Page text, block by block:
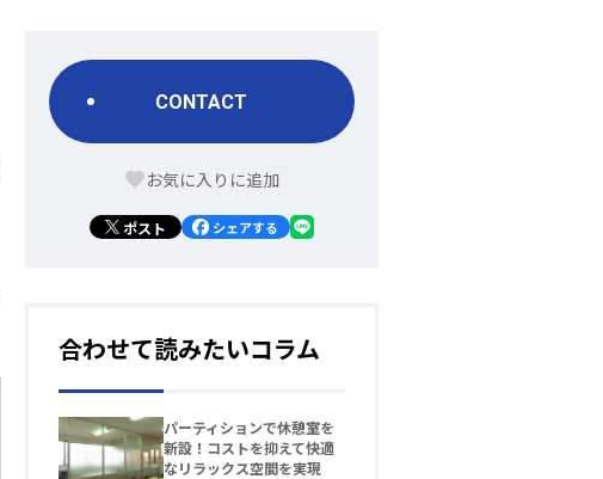
CONTACT
ポスト シェアする
合わせて読みたいコラム
パーティションで休憩室を
新設！コストを抑えて快適
なリラックス空間を実現